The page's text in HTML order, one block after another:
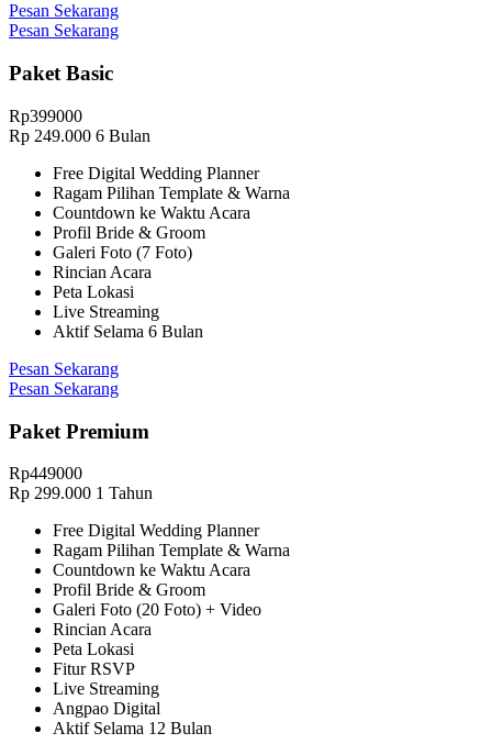
Pesan Sekarang
Pesan Sekarang
Paket Basic
Rp399000
Rp 249.000 6 Bulan
Free Digital Wedding Planner
Ragam Pilihan Template & Warna
Countdown ke Waktu Acara
Profil Bride & Groom
Galeri Foto (7 Foto)
Rincian Acara
Peta Lokasi
Live Streaming
Aktif Selama 6 Bulan
Pesan Sekarang
Pesan Sekarang
Paket Premium
Rp449000
Rp 299.000 1 Tahun
Free Digital Wedding Planner
Ragam Pilihan Template & Warna
Countdown ke Waktu Acara
Profil Bride & Groom
Galeri Foto (20 Foto) + Video
Rincian Acara
Peta Lokasi
Fitur RSVP
Live Streaming
Angpao Digital
Aktif Selama 12 Bulan